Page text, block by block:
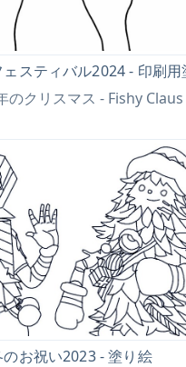
ェスティバル2024 - 印刷用
のクリスマス - Fishy Claus
のお祝い2023 - 塗り絵